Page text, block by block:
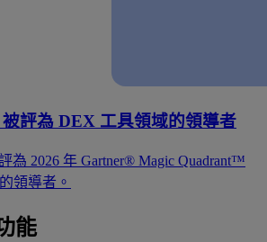
被評為 DEX 工具領域的領導者
為 2026 年 Gartner® Magic Quadrant™
領導者。
能